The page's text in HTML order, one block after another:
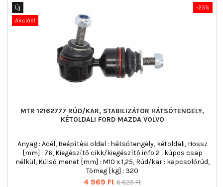
-25%
Új
Akciós!
MTR 12162777 RÚD/KAR, STABILIZÁTOR HÁTSÓTENGELY,
KÉTOLDALI FORD MAZDA VOLVO
Anyag : Acél, Beépítési oldal : hátsótengely, kétoldali, Hossz
[mm] : 76, Kiegészítő cikk/kiegészítő info 2 : kúpos csap
nélkül, Külső menet [mm] : M10 x 1,25, Rúd/kar : kapcsolórúd,
Tömeg [kg] : 320
Ár
4 969 Ft Normál
6 625 Ft